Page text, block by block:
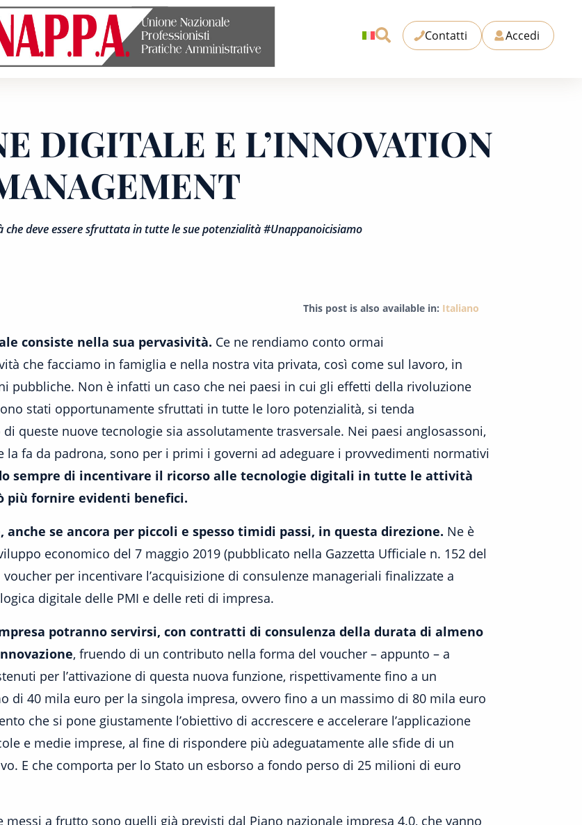
Unione
nazionale
professionisti
pratiche
Contatti
Accedi
DIGITALE E L’INNOVATION
deve essere sfruttata in tutte le sue potenzialità #Unappanoicisiamo
This post is also available in: Italiano
consiste nella sua pervasività. Ce ne rendiamo conto ormai
che facciamo in famiglia e nella nostra vita privata, così come sul lavoro, in
pubbliche. Non è infatti un caso che nei paesi in cui gli effetti della rivoluzione
stati opportunamente sfruttati in tutte le loro potenzialità, si tenda
queste nuove tecnologie sia assolutamente trasversale. Nei paesi anglosassoni,
la fa da padrona, sono per i primi i governi ad adeguare i provvedimenti normativi
sempre di incentivare il ricorso alle tecnologie digitali in tutte le attività
più fornire evidenti benefici.
se ancora per piccoli e spesso timidi passi, in questa direzione. Ne è
economico del 7 maggio 2019 (pubblicato nella Gazzetta Ufficiale n. 152 del
per incentivare l’acquisizione di consulenze manageriali finalizzate a
digitale delle PMI e delle reti di impresa.
potranno servirsi, con contratti di consulenza della durata di almeno
, fruendo di un contributo nella forma del voucher – appunto – a
per l’attivazione di questa nuova funzione, rispettivamente fino a un
di 40 mila euro per la singola impresa, ovvero fino a un massimo di 80 mila euro
che si pone giustamente l’obiettivo di accrescere e accelerare l’applicazione
e medie imprese, al fine di rispondere più adeguatamente alle sfide di un
E che comporta per lo Stato un esborso a fondo perso di 25 milioni di euro
a frutto sono quelli già previsti dal Piano nazionale impresa 4.0, che vanno